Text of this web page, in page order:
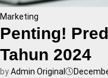
Marketing
Penting!
Tahun 2024
byAdmin Original